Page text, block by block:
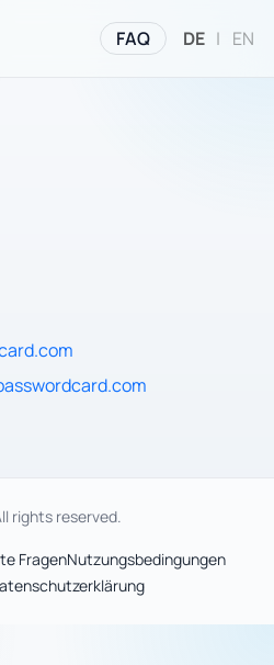
FAQ DE | EN
rights reserved.
FragenNutzungsbedingungen